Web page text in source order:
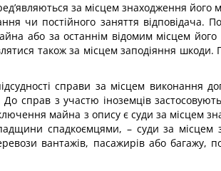
за місцем знаходження
чи постійного заняття відповідача.
або за останнім відомим місцем
також за місцем заподіяння
справи за місцем виконання
До справ з участю іноземців
майна з опису є суди за місцем
спадкоємцями, – суди за місцем
вантажів, пасажирів або багажу,